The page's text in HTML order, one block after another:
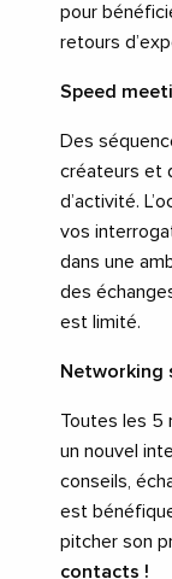
pour
retours
Speed
Des
créateurs et
d’activité.
vos
dans une
des
est limité.
Networking
Toutes les 5
un nouvel
conseils,
est
pitcher son
contacts !